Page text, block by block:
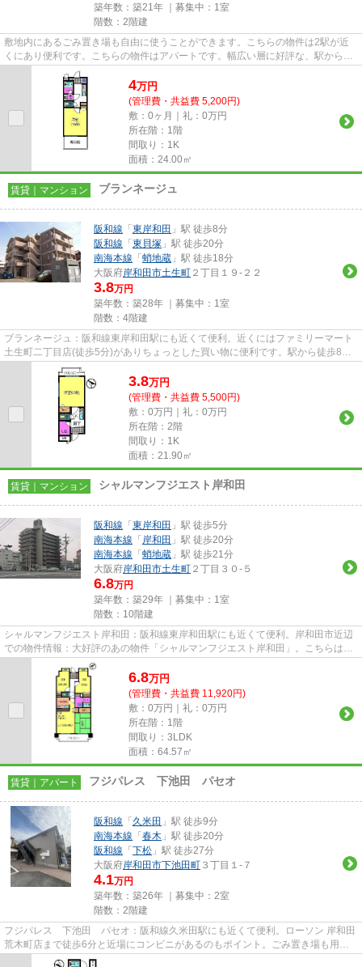
築年数：築21年 ｜募集中： 1室
階数：2階建
敷地内にあるごみ置き場も自由に使うことができます。こちらの物件は2駅が近
くにあり便利です。こちらの物件はアパートです。幅広い層に好評な、駅から徒
歩7分に立地する物件です。多...
4万円
(管理費・共益費 5,200円)
敷：0ヶ月｜礼：0万円
所在階：1階
間取り：1K
面積：24.00㎡
賃貸｜マンション ブランネージュ
阪和線 「 東岸和田 」駅 徒歩8分
阪和線 「 東貝塚 」駅 徒歩20分
南海本線 「 蛸地蔵 」駅 徒歩18分
大阪府岸和田市土生町 ２丁目１９-２２
3.8万円
築年数：築28年 ｜募集中： 1室
階数：4階建
ブランネージュ：阪和線東岸和田駅にも近くて便利。近くにはファミリーマート
土生町二丁目店(徒歩5分)がありちょっとした買い物に便利です。駅から徒歩8分
の物件なら、駅前のお買い物...
3.8万円
(管理費・共益費 5,500円)
敷：0万円｜礼：0万円
所在階：2階
間取り：1K
面積：21.90㎡
賃貸｜マンション シャルマンフジエスト岸和田
阪和線 「 東岸和田 」駅 徒歩5分
南海本線 「 岸和田 」駅 徒歩20分
南海本線 「 蛸地蔵 」駅 徒歩21分
大阪府岸和田市土生町 ２丁目３０-５
6.8万円
築年数：築29年 ｜募集中： 1室
階数：10階建
シャルマンフジエスト岸和田：阪和線東岸和田駅にも近くて便利。岸和田市近辺
での物件情報：大好評のあの物件「シャルマンフジエスト岸和田」。こちらはマ
ンションタイプになります。...
6.8万円
(管理費・共益費 11,920円)
敷：0万円｜礼：0万円
所在階：1階
間取り：3LDK
面積：64.57㎡
賃貸｜アパート フジパレス 下池田 パセオ
阪和線 「 久米田 」駅 徒歩9分
南海本線 「 春木 」駅 徒歩20分
阪和線 「 下松 」駅 徒歩27分
大阪府岸和田市下池田町 ３丁目１-７
4.1万円
築年数：築26年 ｜募集中： 2室
階数：2階建
フジパレス 下池田 パセオ：阪和線久米田駅にも近くて便利。ローソン 岸和田
荒木町店まで徒歩6分と近場にコンビニがあるのもポイント。ごみ置き場も用意
されており、通勤前などにご...